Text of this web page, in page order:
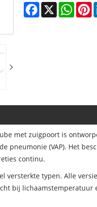
Facebook
X
met zuigpoort is
pneumonie (VAP). Het
continu.
typen. Alle
bij